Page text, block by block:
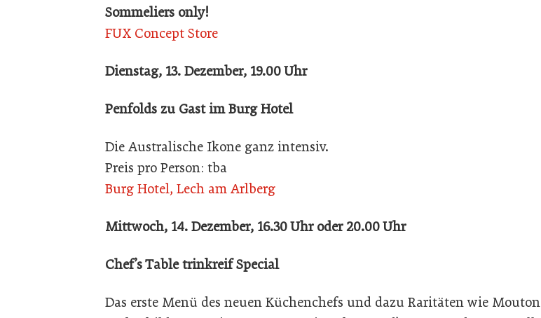
Sommeliers only!
FUX Concept Store
Dienstag, 13. Dezember, 19.00 Uhr
Penfolds zu Gast im Burg Hotel
Die Australische Ikone ganz intensiv.
Preis pro Person: tba
Burg Hotel, Lech am Arlberg
Mittwoch, 14. Dezember, 16.30 Uhr oder 20.00 Uhr
Chef’s Table trinkreif Special
Das erste Menü des neuen Küchenchefs und dazu Raritäten wie Mouton